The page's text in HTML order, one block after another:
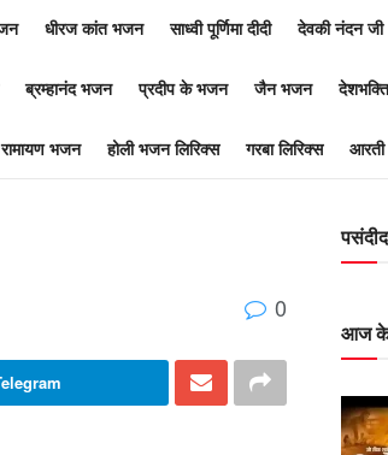
धीरज कांत भजन साध्वी पूर्णिमा दीदी देवकी नंदन जी
ब्रम्हानंद भजन प्रदीप के भजन जैन भजन
रामायण भजन होली भजन लिरिक्स गरबा लिरिक्स
0
आज